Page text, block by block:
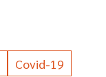
Covid-19